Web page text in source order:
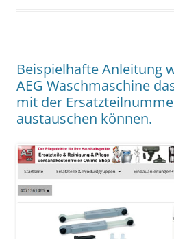
Beispielhafte Anleitung
AEG Waschmaschine
mit der
austauschen können.